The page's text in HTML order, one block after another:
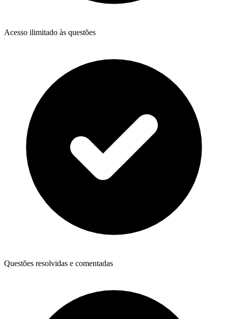
Acesso ilimitado às questões
Questões resolvidas e comentadas